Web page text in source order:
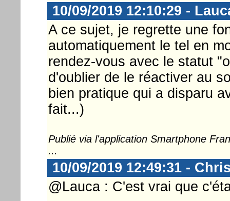
10/09/2019 12:10:29 -
A ce sujet, je regrette une
automatiquement le tel en
rendez-vous avec le statut
d'oublier de le réactiver au
bien pratique qui a disparu
fait...)
Publié via l'application Smartphone
...
10/09/2019 12:49:31 -
@Lauca : C'est vrai que